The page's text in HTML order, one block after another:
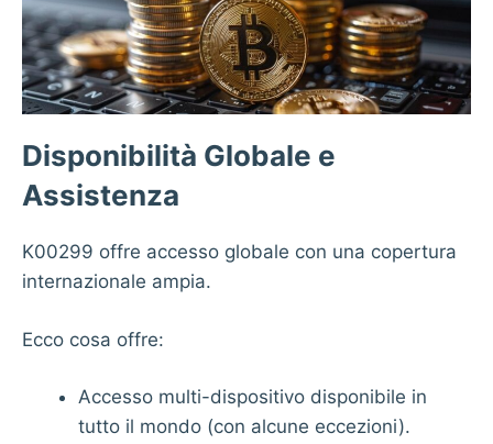
Disponibilità Globale e
Assistenza
K00299 offre accesso globale con una copertura
internazionale ampia.
Ecco cosa offre:
Accesso multi-dispositivo disponibile in
tutto il mondo (con alcune eccezioni).